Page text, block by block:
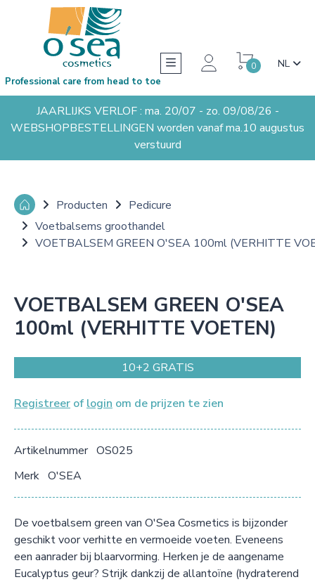
0 NL
Professional care from head to toe
JAARLIJKS VERLOF : ma. 20/07 - zo. 09/08/26 -
WEBSHOPBESTELLINGEN worden vanaf ma.10 augustus
verstuurd
Producten
Pedicure
Voetbalsems groothandel
VOETBALSEM GREEN O'SEA 100ml (VERHITTE
VOETBALSEM GREEN O'SEA
100ml (VERHITTE VOETEN)
10+2 GRATIS
Registreer of login om de prijzen te zien
Artikelnummer OS025
Merk O'SEA
De voetbalsem green van O'Sea Cosmetics is bijzonder
geschikt voor verhitte en vermoeide voeten. Eveneens
een aanrader bij blaarvorming. Herken je de aangename
Eucalyptus geur? Strijk dankzij de allantoïne (hydraterend